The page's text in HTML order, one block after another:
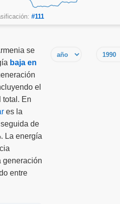
#111
se
baja en
el
total. En
es la
de
La energía
generación
entre